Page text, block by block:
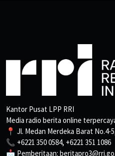
Kantor Pusat LPP RRI
Media radio berita online
📍 Jl. Medan Merdeka Barat No.4-
📞 +6221 350 0584, +6221 351 1086
📩 Pemberitaan: